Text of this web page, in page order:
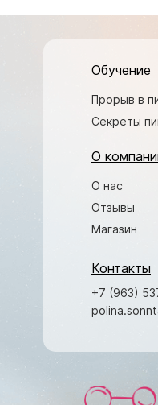
Контакты
Обучение
+7 (963)
Секреты
Магазин
Отзывы
О нас
Прорыв в
О